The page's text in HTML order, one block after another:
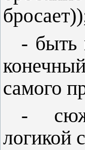
- быть
самого
-
логикой